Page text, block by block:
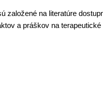
založené na literatúre
a práškov na